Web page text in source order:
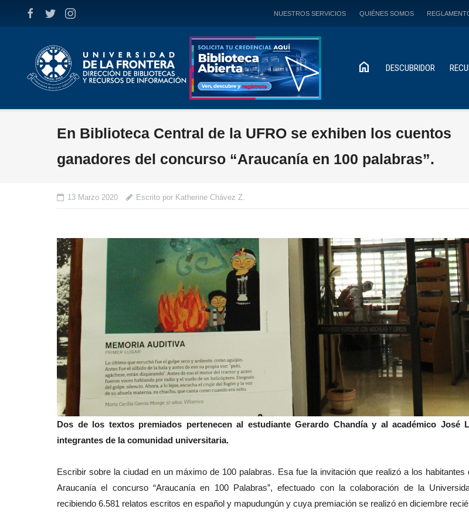
NUESTROS SERVICIOS QUIÉNES SOMOS
home DESCUBRIDOR
En Biblioteca Central de la UFRO se exhiben los cuentos
ganadores del concurso “Araucanía en 100 palabras”.
13 Marzo 2020 Escrito por Katherine Chávez Z.
Dos de los textos premiados pertenecen al estudiante Gerardo Chandía y al académico José
integrantes de la comunidad universitaria.
Escribir sobre la ciudad en un máximo de 100 palabras. Esa fue la invitación que realizó a los habitantes
Araucanía el concurso “Araucanía en 100 Palabras”, efectuado con la colaboración de la
recibiendo 6.581 relatos escritos en español y mapudungún y cuya premiación se realizó en diciembre